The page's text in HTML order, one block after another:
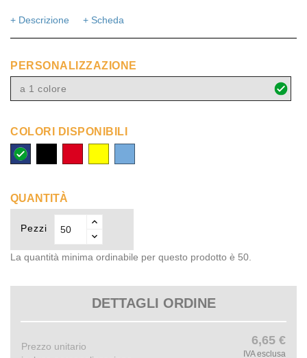
+ Descrizione + Scheda
PERSONALIZZAZIONE
a 1 colore
COLORI DISPONIBILI
royal
blu
chiaro
QUANTITÀ
Pezzi
La quantità minima ordinabile per questo prodotto è 50.
DETTAGLI ORDINE
Prezzo unitario
6,65 €
IVA esclusa